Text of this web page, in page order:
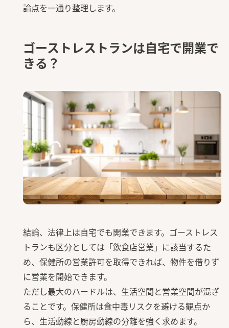
論点を一通り整理します。
ゴーストレストランは自宅で開業で
きる？
結論、法律上は自宅でも開業できます。ゴーストレス
トランも区分としては「飲食店営業」に該当するた
め、保健所の営業許可を取得できれば、物件を借りず
に営業を開始できます。
ただし最大のハードルは、生活空間と営業空間が混ざ
ることです。保健所は食中毒リスクを避ける観点か
ら、生活動線と厨房動線の分離を強く求めます。